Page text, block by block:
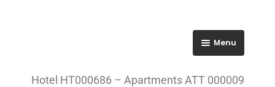
Menu
Hotel HT000686 – Apartments ATT 000009